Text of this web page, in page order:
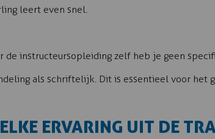
leert even snel.
de instructeursopleiding zelf heb je geen
als schriftelijk. Dit is essentieel voor het
ERVARING UIT DE